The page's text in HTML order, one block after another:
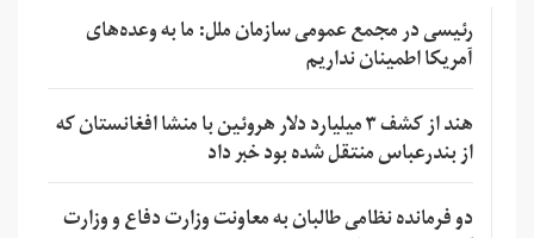
رئیسی در مجمع عمومی سازمان ملل: ما به وعده‌های
آمریکا اطمینان نداریم
هند از کشف ۳ میلیارد دلار هروئین با منشا افغانستان که
از بندرعباس منتقل شده بود خبر داد
دو فرمانده نظامی طالبان به معاونت وزارت دفاع و وزارت